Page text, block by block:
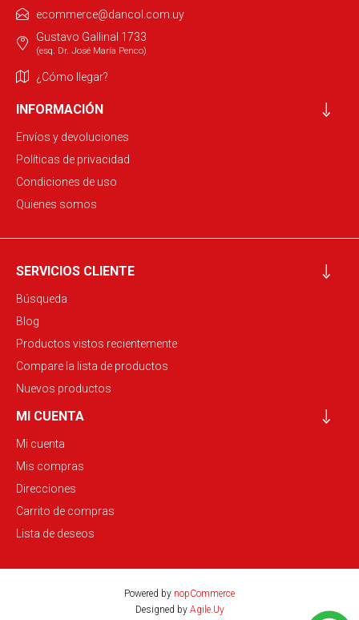
ecommerce@dancol.com.uy
Gustavo Gallinal 1733
(esq. Dr. José María Penco)
¿Cómo llegar?
INFORMACIÓN
Envíos y devoluciones
Políticas de privacidad
Condiciones de uso
Quienes somos
SERVICIOS CLIENTE
Búsqueda
Blog
Productos vistos recientemente
Compare la lista de productos
Nuevos productos
MI CUENTA
Mi cuenta
Mis compras
Direcciones
Carrito de compras
Lista de deseos
Powered by nopCommerce
Designed by Agile.Uy